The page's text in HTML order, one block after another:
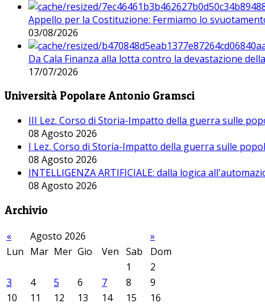
Appello per la Costituzione: Fermiamo lo
03/08/2026
Da Cala Finanza alla lotta contro la devastazione
17/07/2026
Università Popolare Antonio Gramsci
III Lez. Corso di Storia-Impatto della guerra sulle
08 Agosto 2026
I Lez. Corso di Storia-Impatto della guerra sulle
08 Agosto 2026
INTELLIGENZA ARTIFICIALE: dalla logica
08 Agosto 2026
Archivio
« Agosto 2026
»
Lun Mar Mer Gio Ven Sab
Dom
1
2
3
4 5 6 7 8
9
10
11 12 13 14 15 16